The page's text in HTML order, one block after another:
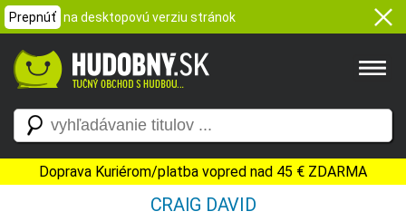
Prepnúť na desktopovú verziu stránok
Doprava Kuriérom/platba vopred nad 45 € ZDARMA
CRAIG DAVID